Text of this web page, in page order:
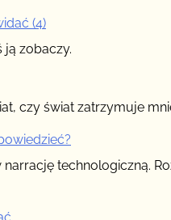
(4)
ją zobaczy.
czy świat zatrzymuje
technologiczną.